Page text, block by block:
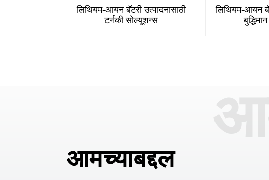
लिथियम-आयन बॅटरी उत्पादनासाठी
टर्नकी सोल्यूशन्स
लिथियम-आयन
आमच्याबद्दल